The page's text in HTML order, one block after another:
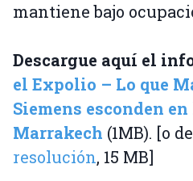
mantiene bajo
Descargue aquí el
el Expolio – Lo que
Siemens esconden en
Marrakech (1MB). [o
resolución, 15 MB]